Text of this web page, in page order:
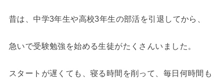
昔は、中学3年生や高校3年生の部活を引退してから、
急いで受験勉強を始める生徒がたくさんいました。
スタートが遅くても、寝る時間を削って、毎日何時間も